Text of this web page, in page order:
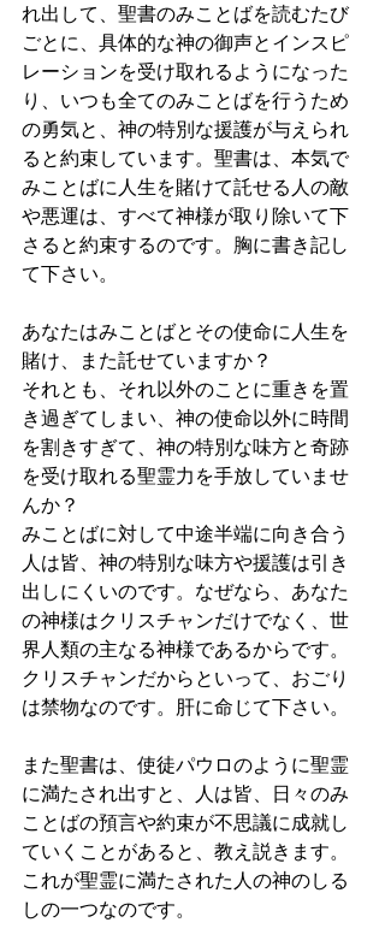
れ出して、聖書のみことばを読むたび
ごとに、具体的な神の御声とインスピ
レーションを受け取れるようになった
り、いつも全てのみことばを行うため
の勇気と、神の特別な援護が与えられ
ると約束しています。聖書は、本気で
みことばに人生を賭けて託せる人の敵
や悪運は、すべて神様が取り除いて下
さると約束するのです。胸に書き記し
て下さい。
あなたはみことばとその使命に人生を
賭け、また託せていますか？
それとも、それ以外のことに重きを置
き過ぎてしまい、神の使命以外に時間
を割きすぎて、神の特別な味方と奇跡
を受け取れる聖霊力を手放していませ
んか？
みことばに対して中途半端に向き合う
人は皆、神の特別な味方や援護は引き
出しにくいのです。なぜなら、あなた
の神様はクリスチャンだけでなく、世
界人類の主なる神様であるからです。
クリスチャンだからといって、おごり
は禁物なのです。肝に命じて下さい。
また聖書は、使徒パウロのように聖霊
に満たされ出すと、人は皆、日々のみ
ことばの預言や約束が不思議に成就し
ていくことがあると、教え説きます。
これが聖霊に満たされた人の神のしる
しの一つなのです。